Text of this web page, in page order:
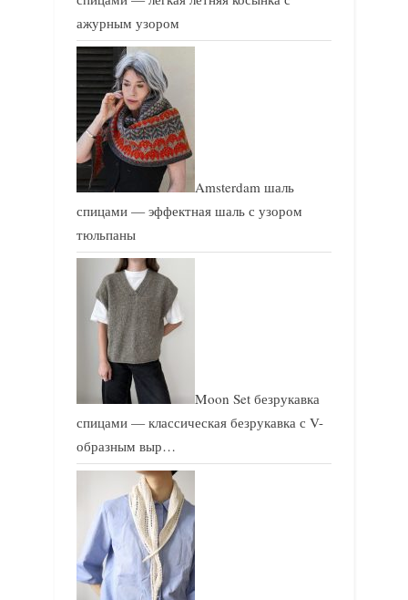
ажурным узором
Amsterdam шаль
спицами — эффектная шаль с узором
тюльпаны
Moon Set безрукавка
спицами — классическая безрукавка с V-
образным выр…